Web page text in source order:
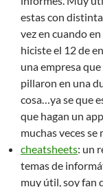
estas con
vez en cuando
hiciste el 12 de
una empresa
pillaron en una
cosa…ya se que
que hagan un
muchas veces se
cheatsheets: un
temas de
muy útil, soy fan